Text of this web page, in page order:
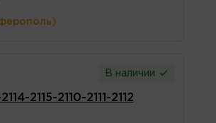
В наличии
2115-2110-2111-2112